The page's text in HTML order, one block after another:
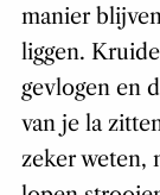
manier
liggen.
gevlogen en
van je la
zeker weten,